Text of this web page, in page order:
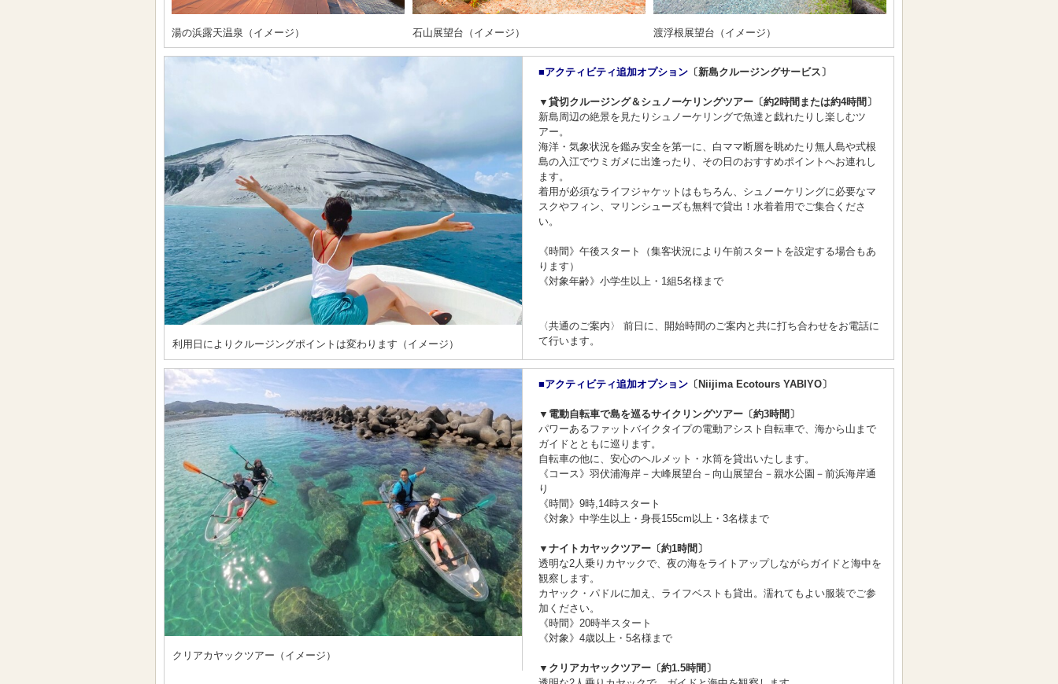
湯の浜露天温泉（イメージ） 石山展望台（イメージ） 渡浮根展望台（イメージ）
利用日によりクルージングポイントは変わります（イメージ）
■アクティビティ追加オプション 〔新島クルージングサービス〕
▼貸切クルージング＆シュノーケリングツアー〔約2時間または約4時間〕
新島周辺の絶景を見たりシュノーケリングで魚達と戯れたりし楽しむツ
アー。
海洋・気象状況を鑑み安全を第一に、白ママ断層を眺めたり無人島や式根
島の入江でウミガメに出逢ったり、その日のおすすめポイントへお連れし
ます。
着用が必須なライフジャケットはもちろん、シュノーケリングに必要なマ
スクやフィン、マリンシューズも無料で貸出！水着着用でご集合くださ
い。
《時間》午後スタート（集客状況により午前スタートを設定する場合もあ
ります）
《対象年齢》小学生以上・1組5名様まで
〈共通のご案内〉 前日に、開始時間のご案内と共に打ち合わせをお電話に
て行います。
クリアカヤックツアー（イメージ）
■アクティビティ追加オプション 〔Niijima Ecotours YABIYO〕
▼電動自転車で島を巡るサイクリングツアー〔約3時間〕
パワーあるファットバイクタイプの電動アシスト自転車で、海から山まで
ガイドとともに巡ります。
自転車の他に、安心のヘルメット・水筒を貸出いたします。
《コース》羽伏浦海岸－大峰展望台－向山展望台－親水公園－前浜海岸通
り
《時間》9時,14時スタート
《対象》中学生以上・身長155cm以上・3名様まで
▼ナイトカヤックツアー〔約1時間〕
透明な2人乗りカヤックで、夜の海をライトアップしながらガイドと海中を
観察します。
カヤック・パドルに加え、ライフベストも貸出。濡れてもよい服装でご参
加ください。
《時間》20時半スタート
《対象》4歳以上・5名様まで
▼クリアカヤックツアー〔約1.5時間〕